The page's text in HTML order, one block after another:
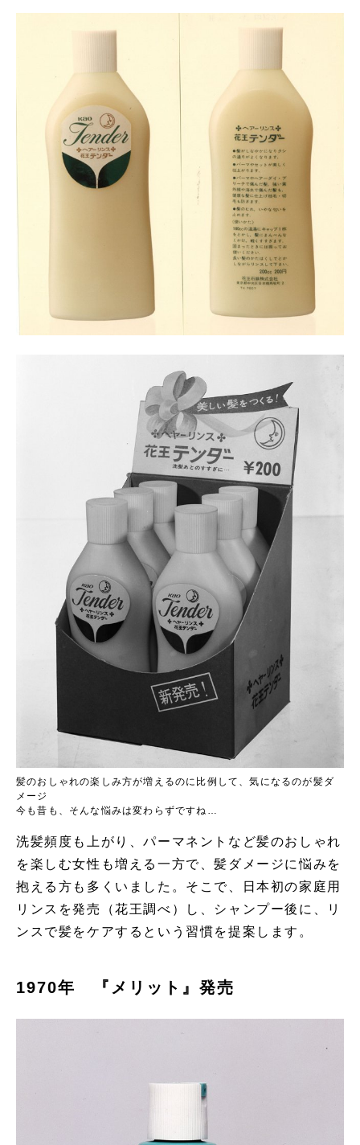
髪のおしゃれの楽しみ方が増えるのに比例して、気になるのが髪ダ
メージ
今も昔も、そんな悩みは変わらずですね…
洗髪頻度も上がり、パーマネントなど髪のおしゃれ
を楽しむ女性も増える一方で、髪ダメージに悩みを
抱える方も多くいました。そこで、日本初の家庭用
リンスを発売（花王調べ）し、シャンプー後に、リ
ンスで髪をケアするという習慣を提案します。
1970年 『メリット』発売